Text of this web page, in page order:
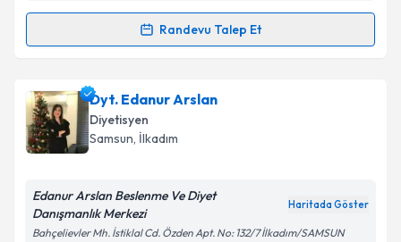
Metni'ni okudum ve kişisel verilerimin belirtilen
kapsamda işlenmesini kabul ediyorum.
Randevu Talep Et
Randevu Takvimi Talebi
Dyt. İlayda Güliçin randevu takvimi talebi oluşturun.
Size bu uzmandan randevu almanız için bir takvim
hazırlandığında e-posta ile bilgilendireceğiz.
Dyt. Edanur Arslan
Diyetisyen
Samsun, İlkadım
Edanur Arslan Beslenme Ve Diyet
Danışmanlık Merkezi
Haritada Göster
Bahçelievler Mh. İstiklal Cd. Özden Apt. No: 132/7 İlkadım/SAMSUN